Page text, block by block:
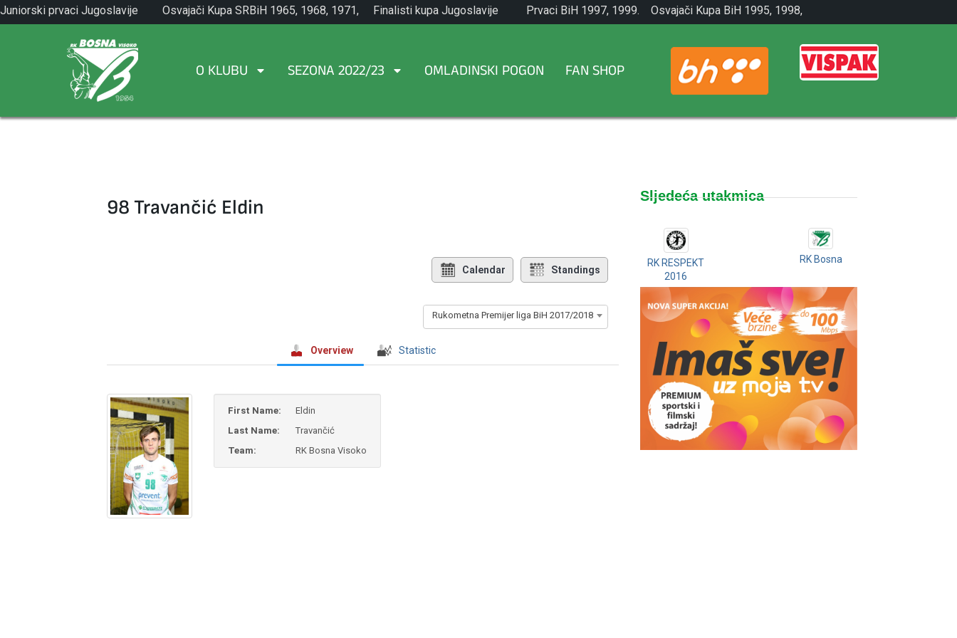
Skip
to
Juniorski prvaci Jugoslavije
1971.
Osvajači Kupa SRBiH 1965, 1968, 1971,
1982.
Finalisti kupa Jugoslavije
1965.
Prvaci BiH 1997, 1999.
Osvajači Kupa BiH 1995, 1998,
2001.
O KLUBU SEZONA 2022/23 OMLADINSKI POGON FAN SHOP
98 Travančić Eldin
Calendar Standings
Rukometna Premijer liga BiH 2017/2018
Overview Statistic
First Name:
Eldin
Last Name:
Travančić
Team:
RK Bosna Visoko
Sljedeća utakmica
RK RESPEKT
2016
RK Bosna